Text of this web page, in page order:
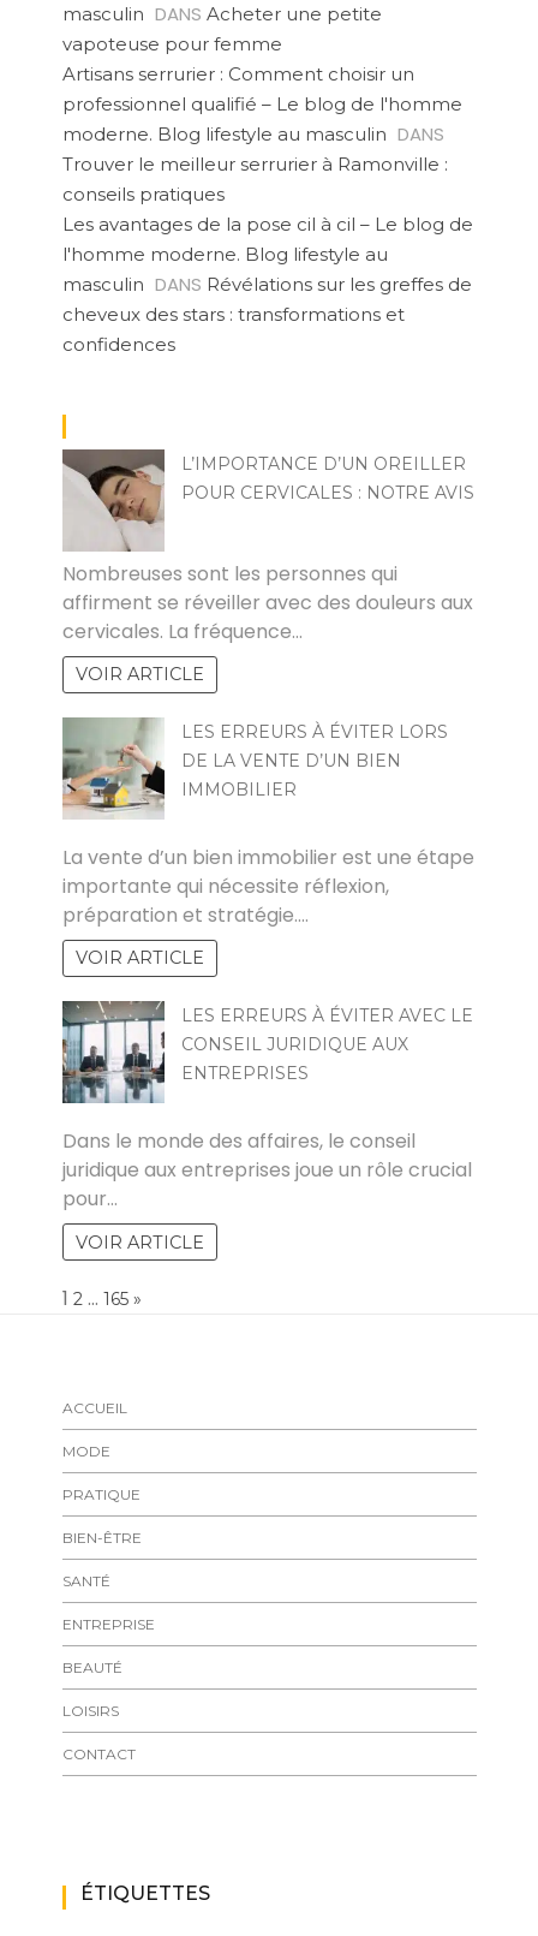
masculin DANS Acheter une petite
vapoteuse pour femme
Artisans serrurier : Comment choisir un
professionnel qualifié – Le blog de l'homme
moderne. Blog lifestyle au masculin DANS
Trouver le meilleur serrurier à Ramonville :
conseils pratiques
Les avantages de la pose cil à cil – Le blog de
l'homme moderne. Blog lifestyle au
masculin DANS Révélations sur les greffes de
cheveux des stars : transformations et
confidences
L’IMPORTANCE D’UN OREILLER
POUR CERVICALES : NOTRE AVIS
Nombreuses sont les personnes qui
affirment se réveiller avec des douleurs aux
cervicales. La fréquence…
VOIR ARTICLE
LES ERREURS À ÉVITER LORS
DE LA VENTE D’UN BIEN
IMMOBILIER
La vente d’un bien immobilier est une étape
importante qui nécessite réflexion,
préparation et stratégie.…
VOIR ARTICLE
LES ERREURS À ÉVITER AVEC LE
CONSEIL JURIDIQUE AUX
ENTREPRISES
Dans le monde des affaires, le conseil
juridique aux entreprises joue un rôle crucial
pour…
VOIR ARTICLE
Page:
1 2 … 165 NEXT
»
ACCUEIL
MODE
PRATIQUE
BIEN-ÊTRE
SANTÉ
ENTREPRISE
BEAUTÉ
LOISIRS
CONTACT
ÉTIQUETTES